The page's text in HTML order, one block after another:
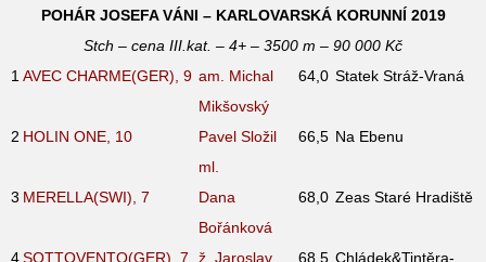
POHÁR JOSEFA VÁNI – KARLOVARSKÁ KORUNNÍ 2019
Stch – cena III.kat. – 4+ – 3500 m – 90 000 Kč
1AVEC CHARME(GER), 9 am. Michal
Mikšovský
64,0 Statek Stráž-Vraná
2 HOLIN ONE, 10
Pavel Složil
ml.
66,5 Na Ebenu
3 MERELLA(SWI), 7
Dana
Bořánková
68,0 Zeas Staré Hradiště
4SOTTOVENTO(GER), 7
ž. Jaroslav
68,5 Chládek&Tintěra-